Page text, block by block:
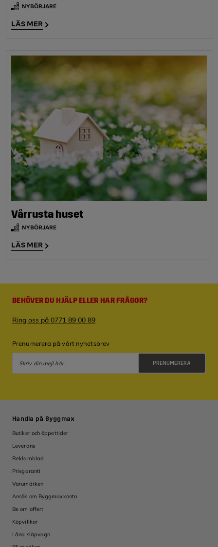
NYBÖRJARE
LÄS MER
Vårrusta huset
NYBÖRJARE
LÄS MER
BEHÖVER DU HJÄLP ELLER HAR FRÅGOR?
Ring oss på 0771 89 00 89
Prenumerera på vårt nyhetsbrev
PRENUMERERA
Handla på Byggmax
Butiker och öppettider
Leverans
Reklamblad
Prisgaranti
Varumärken
Ansök om Byggmaxkonto
Be om offert
Köpvillkor
Låna släpvagn